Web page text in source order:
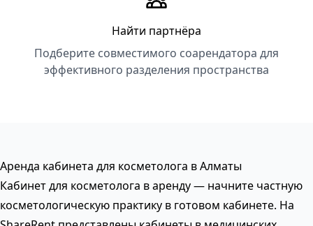
Найти партнёра
Подберите совместимого соарендатора для
эффективного разделения пространства
Аренда кабинета для косметолога в Алматы
Кабинет для косметолога в аренду — начните частную
косметологическую практику в готовом кабинете. На